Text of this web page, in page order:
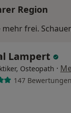
Region
frei.
Lampert
Osteopath ·
147 Bewertungen